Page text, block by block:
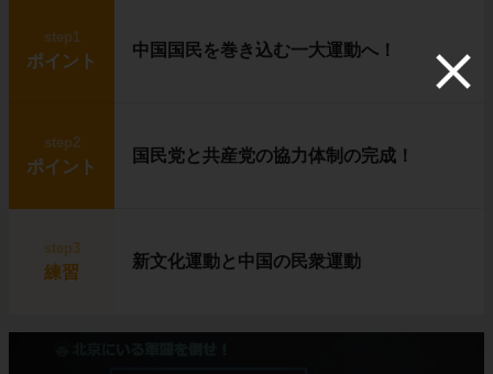
step1
ポイント
中国国民を巻き込む一大運動へ！
step2
ポイント
国民党と共産党の協力体制の完成！
step3
練習
新文化運動と中国の民衆運動